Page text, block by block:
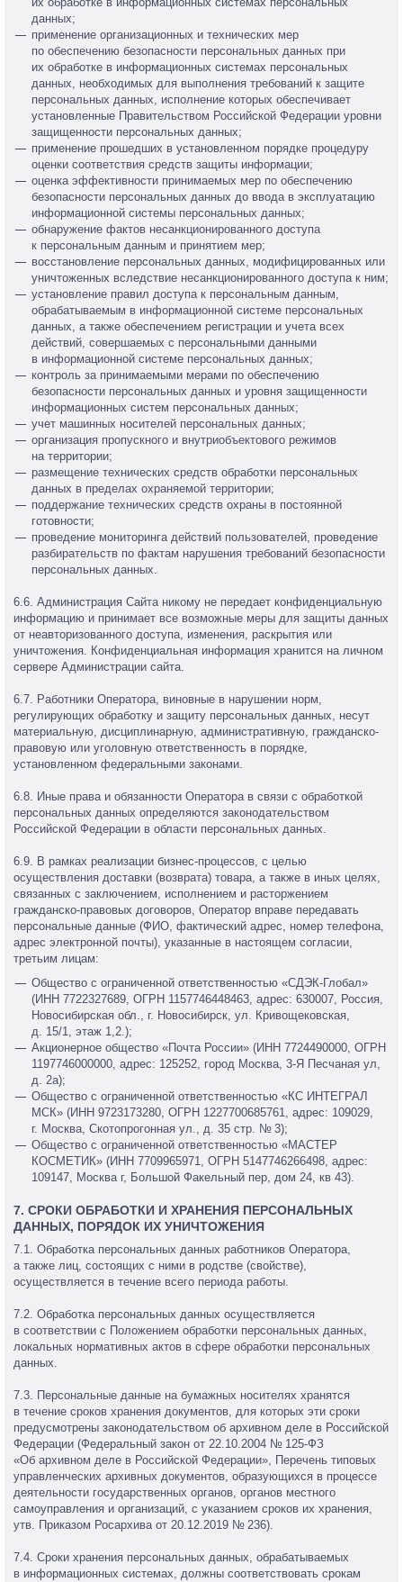
данных;
применение организационных и технических мер
по обеспечению безопасности персональных данных при
их обработке в информационных системах персональных
данных, необходимых для выполнения требований к защите
персональных данных, исполнение которых обеспечивает
установленные Правительством Российской Федерации уровни
защищенности персональных данных;
применение прошедших в установленном порядке процедуру
оценки соответствия средств защиты информации;
оценка эффективности принимаемых мер по обеспечению
безопасности персональных данных до ввода в эксплуатацию
информационной системы персональных данных;
обнаружение фактов несанкционированного доступа
к персональным данным и принятием мер;
восстановление персональных данных, модифицированных или
уничтоженных вследствие несанкционированного доступа к ним;
установление правил доступа к персональным данным,
обрабатываемым в информационной системе персональных
данных, а также обеспечением регистрации и учета всех
действий, совершаемых с персональными данными
в информационной системе персональных данных;
контроль за принимаемыми мерами по обеспечению
безопасности персональных данных и уровня защищенности
информационных систем персональных данных;
учет машинных носителей персональных данных;
организация пропускного и внутриобъектового режимов
на территории;
размещение технических средств обработки персональных
данных в пределах охраняемой территории;
поддержание технических средств охраны в постоянной
готовности;
проведение мониторинга действий пользователей, проведение
разбирательств по фактам нарушения требований безопасности
персональных данных.
6.6. Администрация Сайта никому не передает конфиденциальную
информацию и принимает все возможные меры для защиты данных
от неавторизованного доступа, изменения, раскрытия или
уничтожения. Конфиденциальная информация хранится на личном
сервере Администрации сайта.
6.7. Работники Оператора, виновные в нарушении норм,
регулирующих обработку и защиту персональных данных, несут
материальную, дисциплинарную, административную, гражданско-
правовую или уголовную ответственность в порядке,
установленном федеральными законами.
6.8. Иные права и обязанности Оператора в связи с обработкой
персональных данных определяются законодательством
Российской Федерации в области персональных данных.
6.9. В рамках реализации бизнес-процессов, с целью
осуществления доставки (возврата) товара, а также в иных целях,
связанных с заключением, исполнением и расторжением
гражданско-правовых договоров, Оператор вправе передавать
персональные данные (ФИО, фактический адрес, номер телефона,
адрес электронной почты), указанные в настоящем согласии,
третьим лицам:
Общество с ограниченной ответственностью «СДЭК-Глобал»
(ИНН 7722327689, ОГРН 1157746448463, адрес: 630007, Россия,
Новосибирская обл., г. Новосибирск, ул. Кривощековская,
д. 15/1, этаж 1,2.);
Акционерное общество «Почта России» (ИНН 7724490000, ОГРН
1197746000000, адрес: 125252, город Москва, 3-Я Песчаная ул,
д. 2а);
Общество с ограниченной ответственностью «КС ИНТЕГРАЛ
МСК» (ИНН 9723173280, ОГРН 1227700685761, адрес: 109029,
г. Москва, Скотопрогонная ул., д. 35 стр. № 3);
Общество с ограниченной ответственностью «МАСТЕР
КОСМЕТИК» (ИНН 7709965971, ОГРН 5147746266498, адрес:
109147, Москва г, Большой Факельный пер, дом 24, кв 43).
7. СРОКИ ОБРАБОТКИ И ХРАНЕНИЯ ПЕРСОНАЛЬНЫХ
ДАННЫХ, ПОРЯДОК ИХ УНИЧТОЖЕНИЯ
7.1. Обработка персональных данных работников Оператора,
а также лиц, состоящих с ними в родстве (свойстве),
осуществляется в течение всего периода работы.
7.2. Обработка персональных данных осуществляется
в соответствии с Положением обработки персональных данных,
локальных нормативных актов в сфере обработки персональных
данных.
7.3. Персональные данные на бумажных носителях хранятся
в течение сроков хранения документов, для которых эти сроки
предусмотрены законодательством об архивном деле в Российской
Федерации (Федеральный закон от 22.10.2004 № 125-ФЗ
«Об архивном деле в Российской Федерации», Перечень типовых
управленческих архивных документов, образующихся в процессе
деятельности государственных органов, органов местного
самоуправления и организаций, с указанием сроков их хранения,
утв. Приказом Росархива от 20.12.2019 № 236).
7.4. Сроки хранения персональных данных, обрабатываемых
в информационных системах, должны соответствовать срокам